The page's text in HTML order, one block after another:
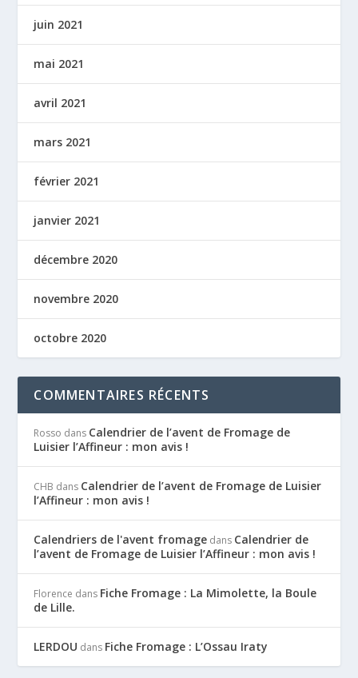
juin 2021
mai 2021
avril 2021
mars 2021
février 2021
janvier 2021
décembre 2020
novembre 2020
octobre 2020
COMMENTAIRES RÉCENTS
Rosso dans Calendrier de l’avent de Fromage de
Luisier l’Affineur : mon avis !
CHB dans Calendrier de l’avent de Fromage de Luisier
l’Affineur : mon avis !
Calendriers de l'avent fromage dans Calendrier de
l’avent de Fromage de Luisier l’Affineur : mon avis !
Florence dans Fiche Fromage : La Mimolette, la Boule
de Lille.
LERDOU dans Fiche Fromage : L’Ossau Iraty